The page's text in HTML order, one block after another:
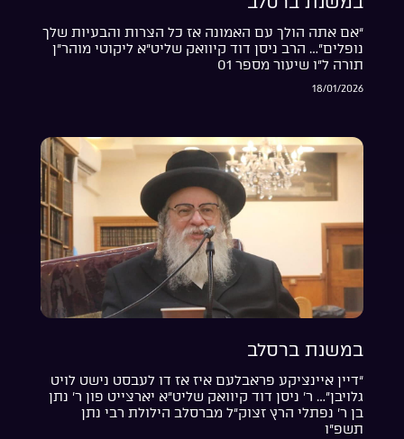
“אם אתה הולך עם האמונה אז כל הצרות והבעיות שלך
נופלים”… הרב ניסן דוד קיוואק שליט”א ליקוטי מוהר”ן
תורה ל”ו שיעור מספר 01
18/01/2026
במשנת ברסלב
“דיין איינציקע פראבלעם איז אז דו לעבסט נישט לויט
גלויבן”… ר’ ניסן דוד קיוואק שליט”א יארצייט פון ר’ נתן
בן ר’ נפתלי הרץ זצוק”ל מברסלב הילולת רבי נתן
תשפ”ו